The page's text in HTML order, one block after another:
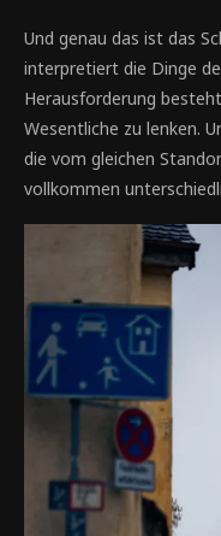
Und genau das ist das
interpretiert die Dinge
Herausforderung
Wesentliche zu lenken.
die vom gleichen
vollkommen